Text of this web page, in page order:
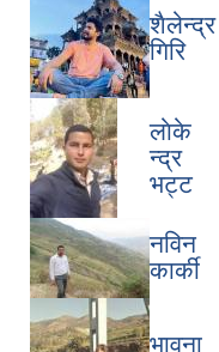
शैलेन्द्र
गिरि
लाेके
न्द्र
भट्ट
नविन
कार्की
भावना